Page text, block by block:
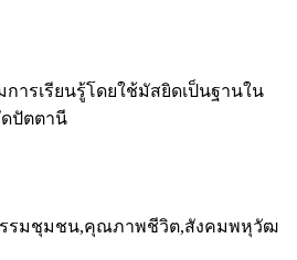
ารเรียนรู้โดยใช้มัสยิดเป็นฐานใน
ปัตตานี
รรมชุมชน,คุณภาพชีวิต,สังคมพหุวัฒ